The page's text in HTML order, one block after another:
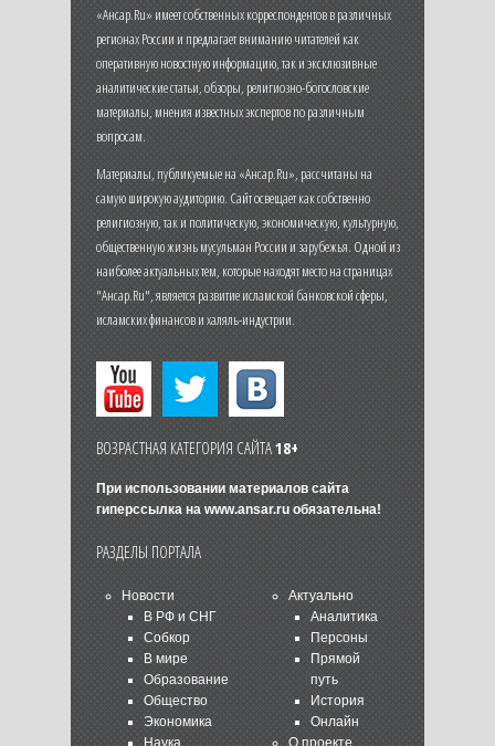
«Ансар.Ru» имеет собственных корреспондентов в различных
регионах России и предлагает вниманию читателей как
оперативную новостную информацию, так и эксклюзивные
аналитические статьи, обзоры, религиозно-богословские
материалы, мнения известных экспертов по различным
вопросам.
Материалы, публикуемые на «Ансар.Ru», рассчитаны на
самую широкую аудиторию. Сайт освещает как собственно
религиозную, так и политическую, экономическую, культурную,
общественную жизнь мусульман России и зарубежья. Одной из
наиболее актуальных тем, которые находят место на страницах
"Ансар.Ru", является развитие исламской банковской сферы,
исламских финансов и халяль-индустрии.
ВОЗРАСТНАЯ КАТЕГОРИЯ САЙТА18+
При использовании материалов сайта
гиперссылка на www.ansar.ruобязательна!
РАЗДЕЛЫ ПОРТАЛА
Новости
В РФ и СНГ
Собкор
В мире
Образование
Общество
Экономика
Наука
Актуально
Аналитика
Персоны
Прямой
путь
История
Онлайн
О проекте